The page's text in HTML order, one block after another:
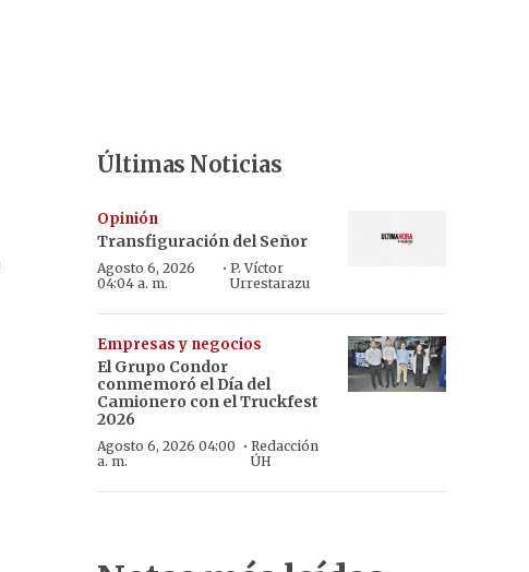
Últimas Noticias
Opinión
Transfiguración del Señor
Agosto 6, 2026
04:04 a. m.
· P. Víctor
Urrestarazu
Empresas y negocios
El Grupo Condor
conmemoró el Día del
Camionero con el Truckfest
2026
Agosto 6, 2026 04:00
a. m.
· Redacción
ÚH